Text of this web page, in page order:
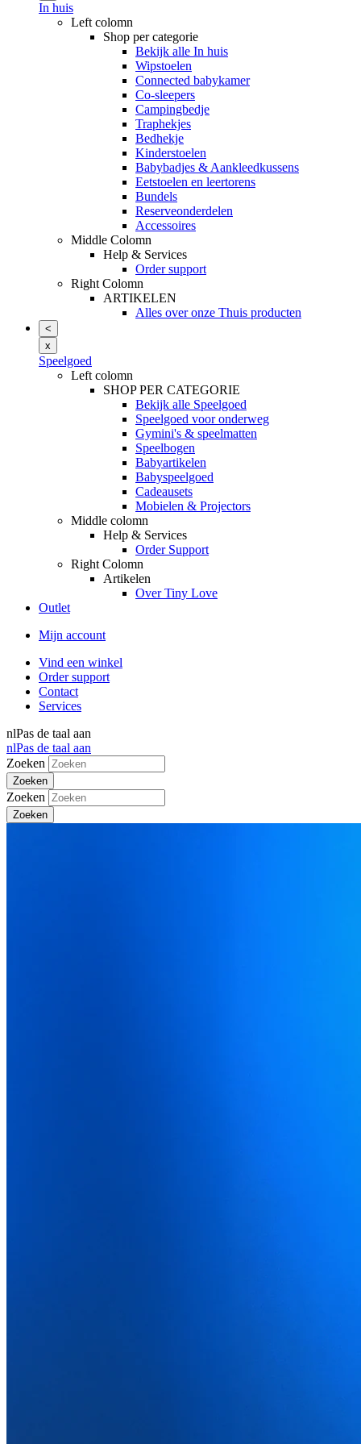
In huis
Left colomn
Shop per categorie
Bekijk alle In huis
Wipstoelen
Connected babykamer
Co-sleepers
Campingbedje
Traphekjes
Bedhekje
Kinderstoelen
Babybadjes & Aankleedkussens
Eetstoelen en leertorens
Bundels
Reserveonderdelen
Accessoires
Middle Colomn
Help & Services
Order support
Right Colomn
ARTIKELEN
Alles over onze Thuis producten
<
x
Speelgoed
Left colomn
SHOP PER CATEGORIE
Bekijk alle Speelgoed
Speelgoed voor onderweg
Gymini's & speelmatten
Speelbogen
Babyartikelen
Babyspeelgoed
Cadeausets
Mobielen & Projectors
Middle colomn
Help & Services
Order Support
Right Colomn
Artikelen
Over Tiny Love
Outlet
Mijn account
Vind een winkel
Order support
Contact
Services
nlPas de taal aan
nlPas de taal aan
Zoeken
Zoeken